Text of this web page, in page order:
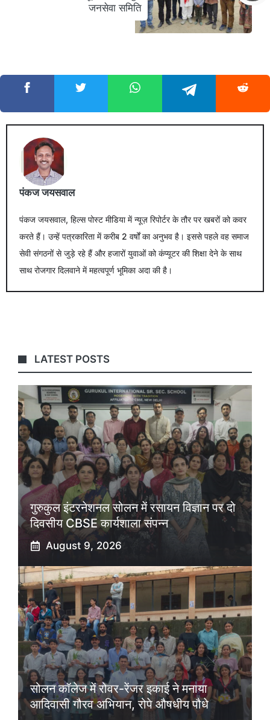
जनसेवा समिति
पंकज जयसवाल
पंकज जयसवाल, हिल्स पोस्ट मीडिया में न्यूज़ रिपोर्टर के तौर पर खबरों को कवर
करते हैं। उन्हें पत्रकारिता में करीब 2 वर्षों का अनुभव है। इससे पहले वह समाज
सेवी संगठनों से जुड़े रहे हैं और हजारों युवाओं को कंप्यूटर की शिक्षा देने के साथ
साथ रोजगार दिलवाने में महत्वपूर्ण भूमिका अदा की है।
LATEST POSTS
गुरुकुल इंटरनेशनल सोलन में रसायन विज्ञान पर दो
दिवसीय CBSE कार्यशाला संपन्न
August 9, 2026
सोलन कॉलेज में रोवर-रेंजर इकाई ने मनाया
आदिवासी गौरव अभियान, रोपे औषधीय पौधे